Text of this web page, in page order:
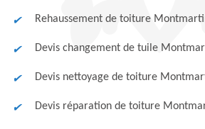
Rehaussement de toiture
Devis changement de tuile
Devis nettoyage de toiture
Devis réparation de toiture